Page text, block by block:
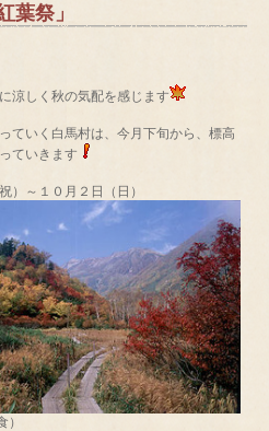
葉祭」
涼しく秋の気配を感じます
ていく白馬村は、今月下旬から、標高
ていきます
）～１０月２日（日）